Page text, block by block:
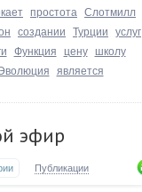
простота Слотмилл
создании Турции услуг
Функция цену школу
является
эфир
Публикации